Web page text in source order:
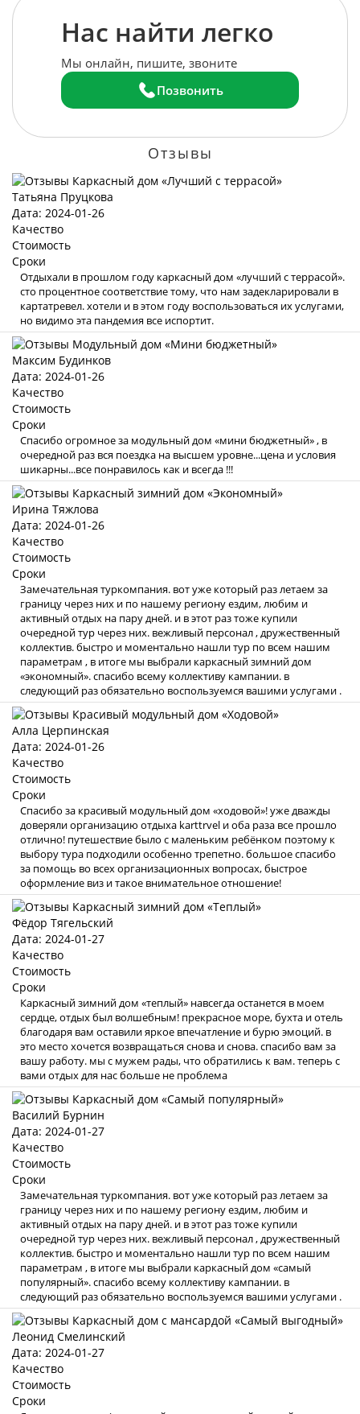
Нас найти легко
Мы онлайн, пишите, звоните
Позвонить
Отзывы
Татьяна Пруцкова
Дата: 2024-01-26
Качество
Стоимость
Сроки
Отдыхали в прошлом году каркасный дом «лучший с террасой».
сто процентное соответствие тому, что нам задекларировали в
картатревел. хотели и в этом году воспользоваться их услугами,
но видимо эта пандемия все испортит.
Максим Будинков
Дата: 2024-01-26
Качество
Стоимость
Сроки
Спасибо огромное за модульный дом «мини бюджетный» , в
очередной раз вся поездка на высшем уровне...цена и условия
шикарны...все понравилось как и всегда !!!
Ирина Тяжлова
Дата: 2024-01-26
Качество
Стоимость
Сроки
Замечательная туркомпания. вот уже который раз летаем за
границу через них и по нашему региону ездим, любим и
активный отдых на пару дней. и в этот раз тоже купили
очередной тур через них. вежливый персонал , дружественный
коллектив. быстро и моментально нашли тур по всем нашим
параметрам , в итоге мы выбрали каркасный зимний дом
«экономный». спасибо всему коллективу кампании. в
следующий раз обязательно воспользуемся вашими услугами .
Алла Церпинская
Дата: 2024-01-26
Качество
Стоимость
Сроки
Спасибо за красивый модульный дом «ходовой»! уже дважды
доверяли организацию отдыха karttrvel и оба раза все прошло
отлично! путешествие было с маленьким ребёнком поэтому к
выбору тура подходили особенно трепетно. большое спасибо
за помощь во всех организационных вопросах, быстрое
оформление виз и такое внимательное отношение!
Фёдор Тягельский
Дата: 2024-01-27
Качество
Стоимость
Сроки
Каркасный зимний дом «теплый» навсегда останется в моем
сердце, отдых был волшебным! прекрасное море, бухта и отель
благодаря вам оставили яркое впечатление и бурю эмоций. в
это место хочется возвращаться снова и снова. спасибо вам за
вашу работу. мы с мужем рады, что обратились к вам. теперь с
вами отдых для нас больше не проблема
Василий Бурнин
Дата: 2024-01-27
Качество
Стоимость
Сроки
Замечательная туркомпания. вот уже который раз летаем за
границу через них и по нашему региону ездим, любим и
активный отдых на пару дней. и в этот раз тоже купили
очередной тур через них. вежливый персонал , дружественный
коллектив. быстро и моментально нашли тур по всем нашим
параметрам , в итоге мы выбрали каркасный дом «самый
популярный». спасибо всему коллективу кампании. в
следующий раз обязательно воспользуемся вашими услугами .
Леонид Смелинский
Дата: 2024-01-27
Качество
Стоимость
Сроки